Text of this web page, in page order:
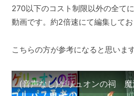
270以下のコスト制限以外の全て
動画です。約2倍速にて編集してお
こちらの方が参考になると思います